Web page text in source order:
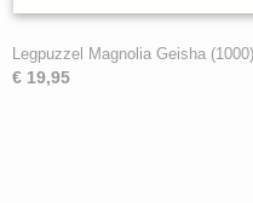
Legpuzzel Magnolia Geisha (1000)
€ 19,95